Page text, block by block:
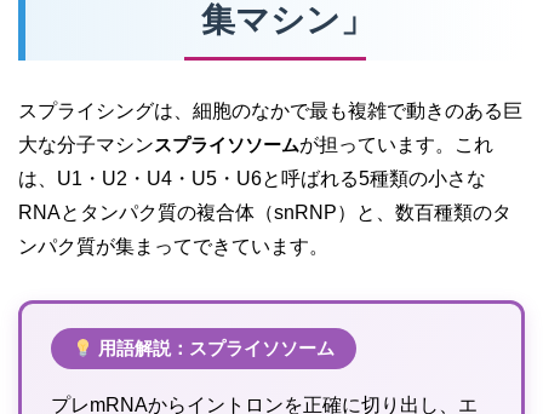
集マシン」
スプライシングは、細胞のなかで最も複雑で動きのある巨
大な分子マシンスプライソソームが担っています。これ
は、U1・U2・U4・U5・U6と呼ばれる5種類の小さな
RNAとタンパク質の複合体（snRNP）と、数百種類のタ
ンパク質が集まってできています。
用語解説：スプライソソーム
プレmRNAからイントロンを正確に切り出し、エ